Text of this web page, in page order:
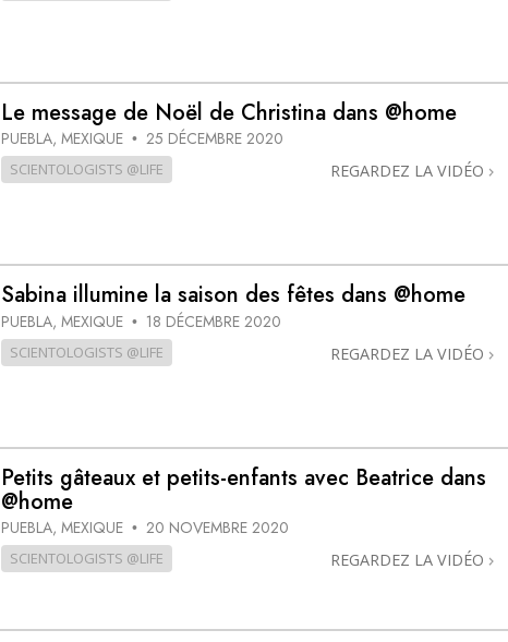
Le message de Noël de Christina dans @home
PUEBLA, MEXIQUE • 25 DÉCEMBRE 2020
SCIENTOLOGISTS @LIFE REGARDEZ LA VIDÉO
Sabina illumine la saison des fêtes dans @home
PUEBLA, MEXIQUE • 18 DÉCEMBRE 2020
SCIENTOLOGISTS @LIFE REGARDEZ LA VIDÉO
Petits gâteaux et petits-enfants avec Beatrice dans
@home
PUEBLA, MEXIQUE • 20 NOVEMBRE 2020
SCIENTOLOGISTS @LIFE REGARDEZ LA VIDÉO